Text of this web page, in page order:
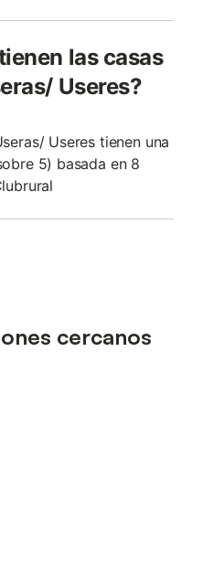
las casas
Useres?
Useres tienen una
5) basada en 8
cercanos